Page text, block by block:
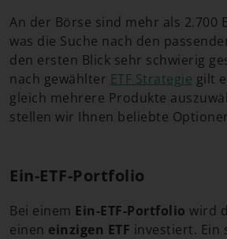
An der Börse sind mehr als 2.700
was die Suche nach den
den ersten Blick sehr schwierig
nach gewählter ETF Strategie gilt
gleich mehrere Produkte
stellen wir Ihnen beliebte
Ein-ETF-Portfolio
Bei einem Ein-ETF-Portfolio wird
einen einzigen ETF investiert. Ein